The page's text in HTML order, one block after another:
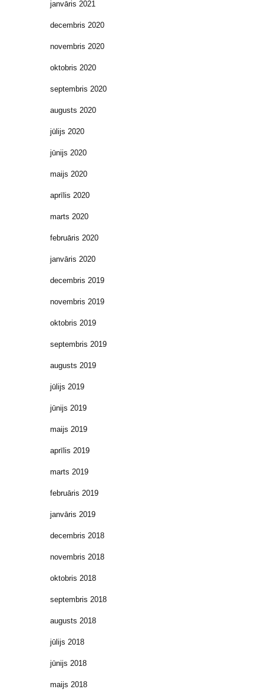
janvāris 2021
decembris 2020
novembris 2020
oktobris 2020
septembris 2020
augusts 2020
jūlijs 2020
jūnijs 2020
maijs 2020
aprīlis 2020
marts 2020
februāris 2020
janvāris 2020
decembris 2019
novembris 2019
oktobris 2019
septembris 2019
augusts 2019
jūlijs 2019
jūnijs 2019
maijs 2019
aprīlis 2019
marts 2019
februāris 2019
janvāris 2019
decembris 2018
novembris 2018
oktobris 2018
septembris 2018
augusts 2018
jūlijs 2018
jūnijs 2018
maijs 2018